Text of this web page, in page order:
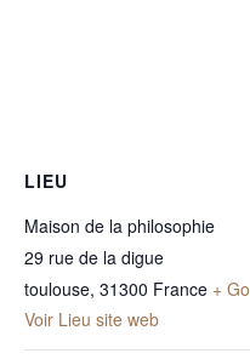
LIEU
Maison de la philosophie
29 rue de la digue
toulouse, 31300 France +
Voir Lieu site web